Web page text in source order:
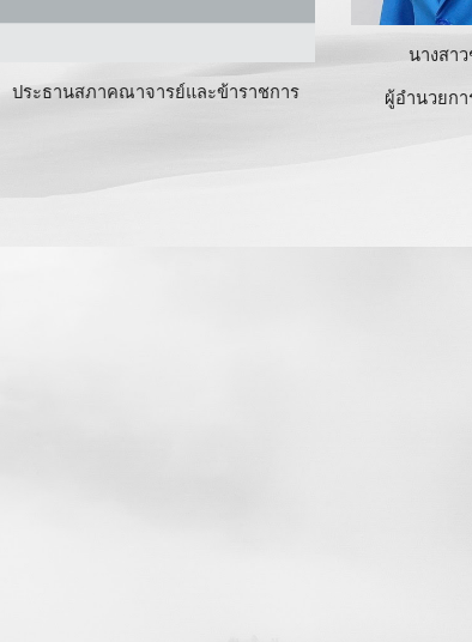
ประธานสภาคณาจารย์และข้าราชการ
นางสา
ผู้อำนวยก